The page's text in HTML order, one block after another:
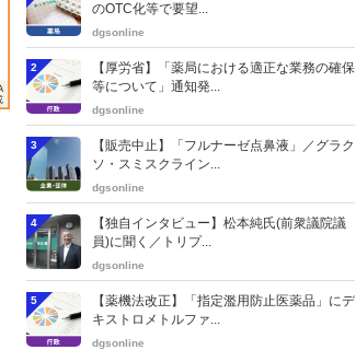
のOTC化等で要望...
dgsonline
2
【厚労省】「薬局における適正な業務の確保
等について」通知発...
dgsonline
3
【販売中止】「フルナーゼ点鼻液」／グラク
ソ・スミスクライン...
dgsonline
4
【独自インタビュー】松本純氏(前衆議院議
員)に聞く／トリプ...
dgsonline
5
【薬機法改正】「指定濫用防止医薬品」にデ
キストロメトルファ...
dgsonline